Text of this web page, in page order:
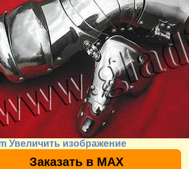
Увеличить изображение
Заказать в MAX